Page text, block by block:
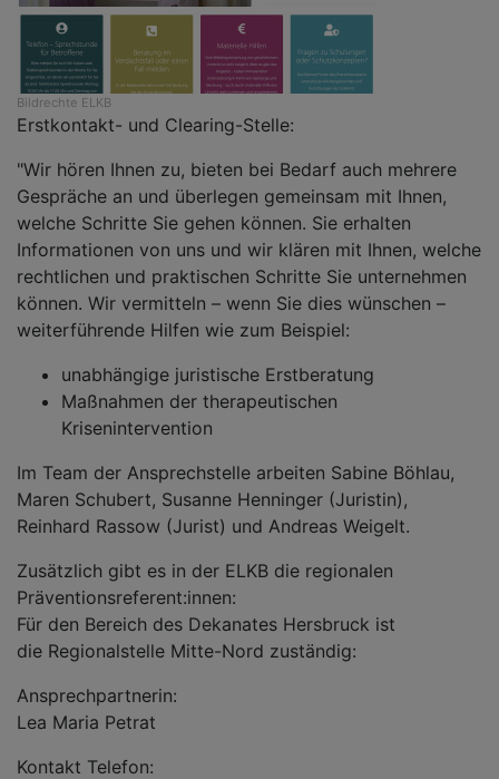
Bildrechte ELKB
Erstkontakt- und Clearing-Stelle:
"Wir hören Ihnen zu, bieten bei Bedarf auch mehrere
Gespräche an und überlegen gemeinsam mit Ihnen,
welche Schritte Sie gehen können. Sie erhalten
Informationen von uns und wir klären mit Ihnen, welche
rechtlichen und praktischen Schritte Sie unternehmen
können. Wir vermitteln – wenn Sie dies wünschen –
weiterführende Hilfen wie zum Beispiel:
unabhängige juristische Erstberatung
Maßnahmen der therapeutischen
Krisenintervention
Im Team der Ansprechstelle arbeiten Sabine Böhlau,
Maren Schubert, Susanne Henninger (Juristin),
Reinhard Rassow (Jurist) und Andreas Weigelt.
Zusätzlich gibt es in der ELKB die regionalen
Präventionsreferent:innen:
Für den Bereich des Dekanates Hersbruck ist
die Regionalstelle Mitte-Nord zuständig:
Ansprechpartnerin:
Lea Maria Petrat
Kontakt Telefon: